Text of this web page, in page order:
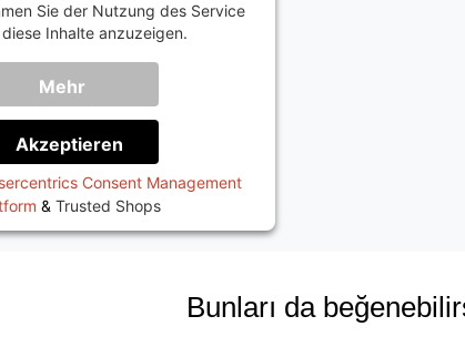
Sie der Nutzung des Service
Inhalte anzuzeigen.
Mehr
Informationen
Akzeptieren
Consent Management
&Trusted Shops
Bunları da